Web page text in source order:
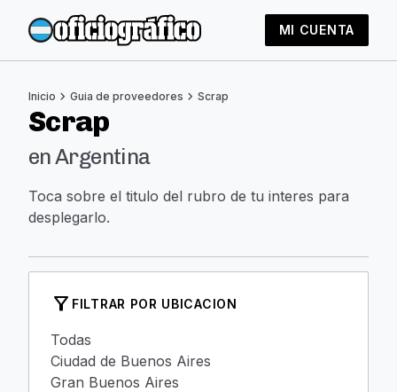
MI CUENTA
Inicio chevron_right Guia de proveedores chevron_right Scrap
Scrap
en Argentina
Toca sobre el titulo del rubro de tu interes para
desplegarlo.
filter_alt FILTRAR POR UBICACION
Todas
Ciudad de Buenos Aires
Gran Buenos Aires